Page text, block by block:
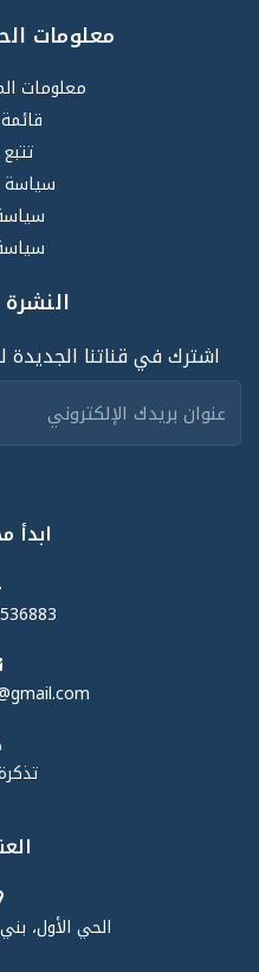
معلومات
معلومات
سياسة
النشرة
اشترك في قناتنا
ابدأ
الحي الأول،